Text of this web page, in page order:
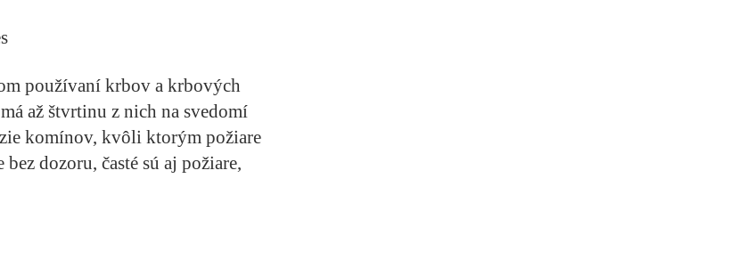
používaní krbov a krbových
až štvrtinu z nich na svedomí
komínov, kvôli ktorým požiare
dozoru, časté sú aj požiare,